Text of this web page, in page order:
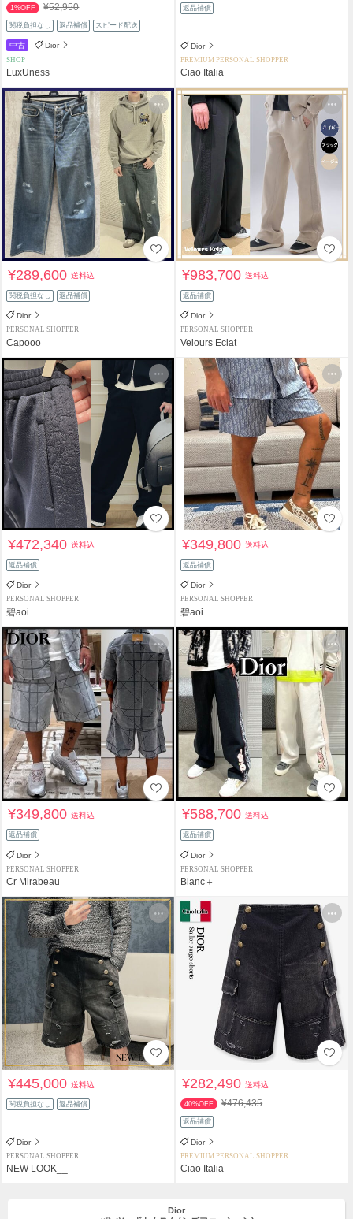
1%OFF ¥52,950
関税負担なし 返品補償 スピード配送
中古 Dior
SHOP
LuxUness
返品補償
Dior
PREMIUM PERSONAL SHOPPER
Ciao Italia
¥289,600送料込
関税負担なし 返品補償
Dior
PERSONAL SHOPPER
Capooo
¥983,700送料込
返品補償
Dior
PERSONAL SHOPPER
Velours Eclat
¥472,340送料込
返品補償
Dior
PERSONAL SHOPPER
碧aoi
¥349,800送料込
返品補償
Dior
PERSONAL SHOPPER
碧aoi
¥349,800送料込
返品補償
Dior
PERSONAL SHOPPER
Cr Mirabeau
¥588,700送料込
返品補償
Dior
PERSONAL SHOPPER
Blanc＋
¥445,000送料込
関税負担なし 返品補償
Dior
PERSONAL SHOPPER
NEW LOOK__
¥282,490送料込
40%OFF ¥476,435
返品補償
Dior
PREMIUM PERSONAL SHOPPER
Ciao Italia
Dior